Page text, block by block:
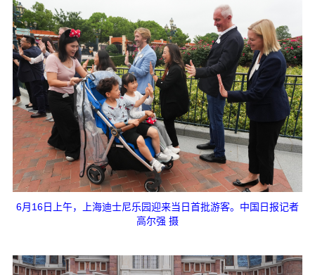
6月16日上午，上海迪士尼乐园迎来当日首批游客。中国日报记者
高尔强 摄